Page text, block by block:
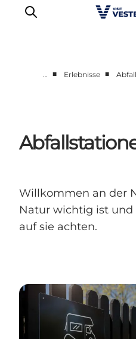
Unsere Städte
Essen &
Plane deine Reise
… ■ Erlebnisse ■
Willkommen an der
Natur wichtig ist
auf sie achten.